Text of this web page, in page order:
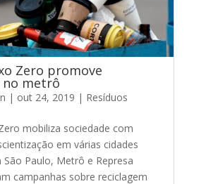
Zero promove
no metrô
| out 24, 2019 | Resíduos
mobiliza sociedade com
em várias cidades
São Paulo, Metrô e Represa
campanhas sobre reciclagem